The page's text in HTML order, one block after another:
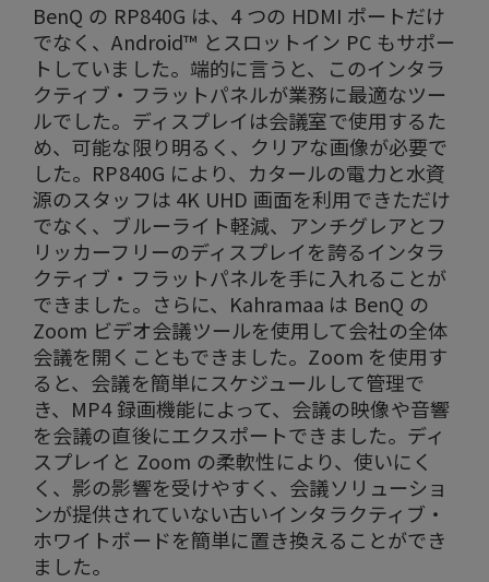
BenQ の RP840G は、4 つの HDMI ポートだけ
でなく、Android™ とスロットイン PC もサポー
トしていました。端的に言うと、このインタラ
クティブ・フラットパネルが業務に最適なツー
ルでした。ディスプレイは会議室で使用するた
め、可能な限り明るく、クリアな画像が必要で
した。RP840G により、カタールの電力と水資
源のスタッフは 4K UHD 画面を利用できただけ
でなく、ブルーライト軽減、アンチグレアとフ
リッカーフリーのディスプレイを誇るインタラ
クティブ・フラットパネルを手に入れることが
できました。さらに、Kahramaa は BenQ の
Zoom ビデオ会議ツールを使用して会社の全体
会議を開くこともできました。Zoom を使用す
ると、会議を簡単にスケジュールして管理で
き、MP4 録画機能によって、会議の映像や音響
を会議の直後にエクスポートできました。ディ
スプレイと Zoom の柔軟性により、使いにく
く、影の影響を受けやすく、会議ソリューショ
ンが提供されていない古いインタラクティブ・
ホワイトボードを簡単に置き換えることができ
ました。